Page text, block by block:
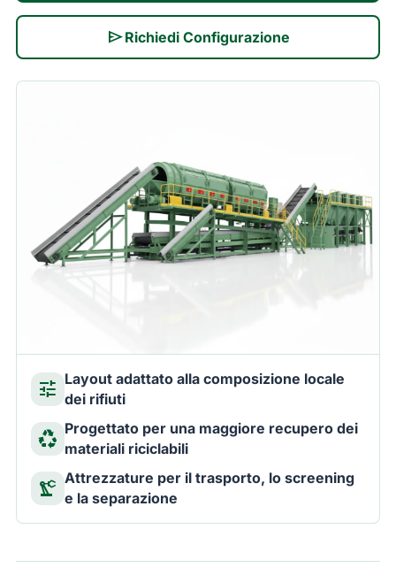
sendRichiedi Configurazione
tune Layout adattato alla composizione locale
dei rifiuti
recycling Progettato per una maggiore recupero dei
materiali riciclabili
precision_manufacturing Attrezzature per il trasporto, lo screening
e la separazione